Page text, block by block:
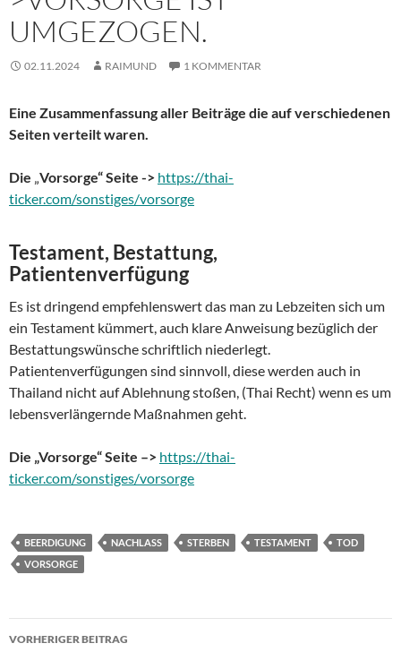
UMGEZOGEN.
02.11.2024 RAIMUND 1 KOMMENTAR
Eine Zusammenfassung aller Beiträge die auf verschiedenen
Seiten verteilt waren.
Die „Vorsorge“ Seite -> https://thai-
ticker.com/sonstiges/vorsorge
Testament, Bestattung,
Patientenverfügung
Es ist dringend empfehlenswert das man zu Lebzeiten sich um
ein Testament kümmert, auch klare Anweisung bezüglich der
Bestattungswünsche schriftlich niederlegt.
Patientenverfügungen sind sinnvoll, diese werden auch in
Thailand nicht auf Ablehnung stoßen, (Thai Recht) wenn es um
lebensverlängernde Maßnahmen geht.
Die „Vorsorge“ Seite –> https://thai-
ticker.com/sonstiges/vorsorge
BEERDIGUNG NACHLASS STERBEN TESTAMENT
TOD
VORSORGE
Beitragsnavigation
VORHERIGER BEITRAG